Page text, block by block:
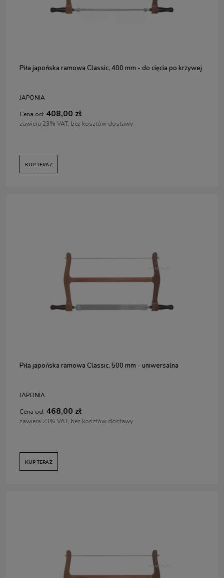
Piła japońska ramowa Classic, 400 mm - do cięcia po krzywej
JAPONIA
Cena od: 408,00 zł
zawiera 23% VAT, bez kosztów dostawy
KUP TERAZ
Piła japońska ramowa Classic, 500 mm - uniwersalna
JAPONIA
Cena od: 468,00 zł
zawiera 23% VAT, bez kosztów dostawy
KUP TERAZ